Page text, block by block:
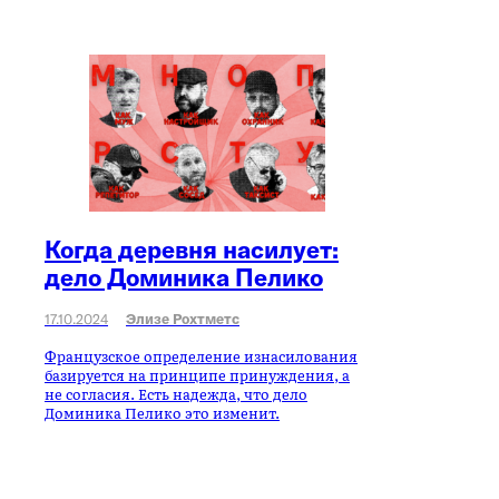
Когда деревня насилует:
дело Доминика Пелико
17.10.2024 Элизе Рохтметс
Французское определение изнасилования
базируется на принципе принуждения, а
не согласия. Есть надежда, что дело
Доминика Пелико это изменит.